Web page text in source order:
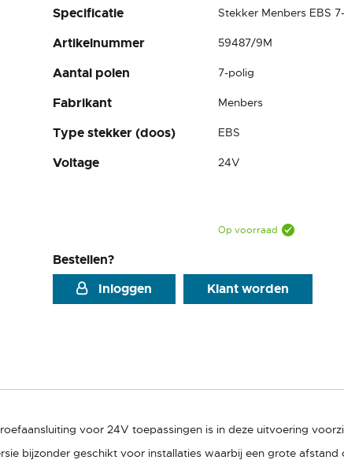
Specificatie Stekker Menbers EBS
Artikelnummer 59487/9M
Aantal polen 7-polig
Fabrikant Menbers
Type stekker (doos) EBS
Voltage 24V
Op voorraad
Bestellen?
Inloggen
Klant worden
voor 24V toepassingen is in deze uitvoering
bijzonder geschikt voor installaties waarbij een grote